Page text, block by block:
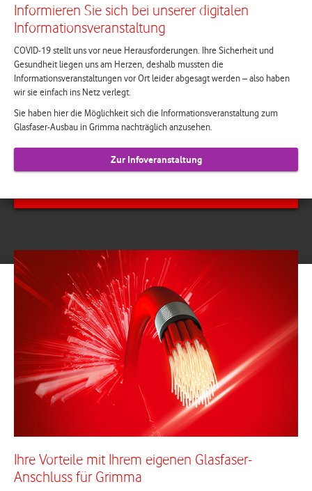
Informieren Sie sich bei unserer digitalen
Informationsveranstaltung
COVID-19 stellt uns vor neue Herausforderungen. Ihre Sicherheit und
Gesundheit liegen uns am Herzen, deshalb mussten die
Informationsveranstaltungen vor Ort leider abgesagt werden – also haben
wir sie einfach ins Netz verlegt.
Sie haben hier die Möglichkeit sich die Informationsveranstaltung zum
Glasfaser-Ausbau in Grimma nachträglich anzusehen.
Zur Infoveranstaltung
Ihre Vorteile mit Ihrem eigenen Glasfaser-
Anschluss für Grimma